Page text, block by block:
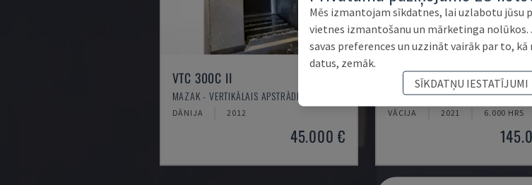
VTC 300C II
MAZAK - VERTIKĀLAIS APSTRĀDES CENTRS
DĀNIJA 2012
45.000 €
U5-1530
SPINNER - VERTIKĀLAIS APSTRĀDES
VĀCIJA 2021 6.000 HRS
Mēs izmantojam sīkdatnes, lai uzlabotu jūsu
vietnes izmantošanu un mārketinga nolūkos.
savas preferences un uzzināt vairāk par to,
datus, zemāk.
SĪKDATŅU IESTATĪJUMI